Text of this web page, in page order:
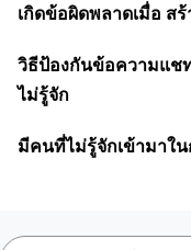
เกิดข้อผิดพลาดเมื่อ ส
วิธีป้องกันข้อความแช
ไม่รู้จัก
มีคนที่ไม่รู้จักเข้ามาใ